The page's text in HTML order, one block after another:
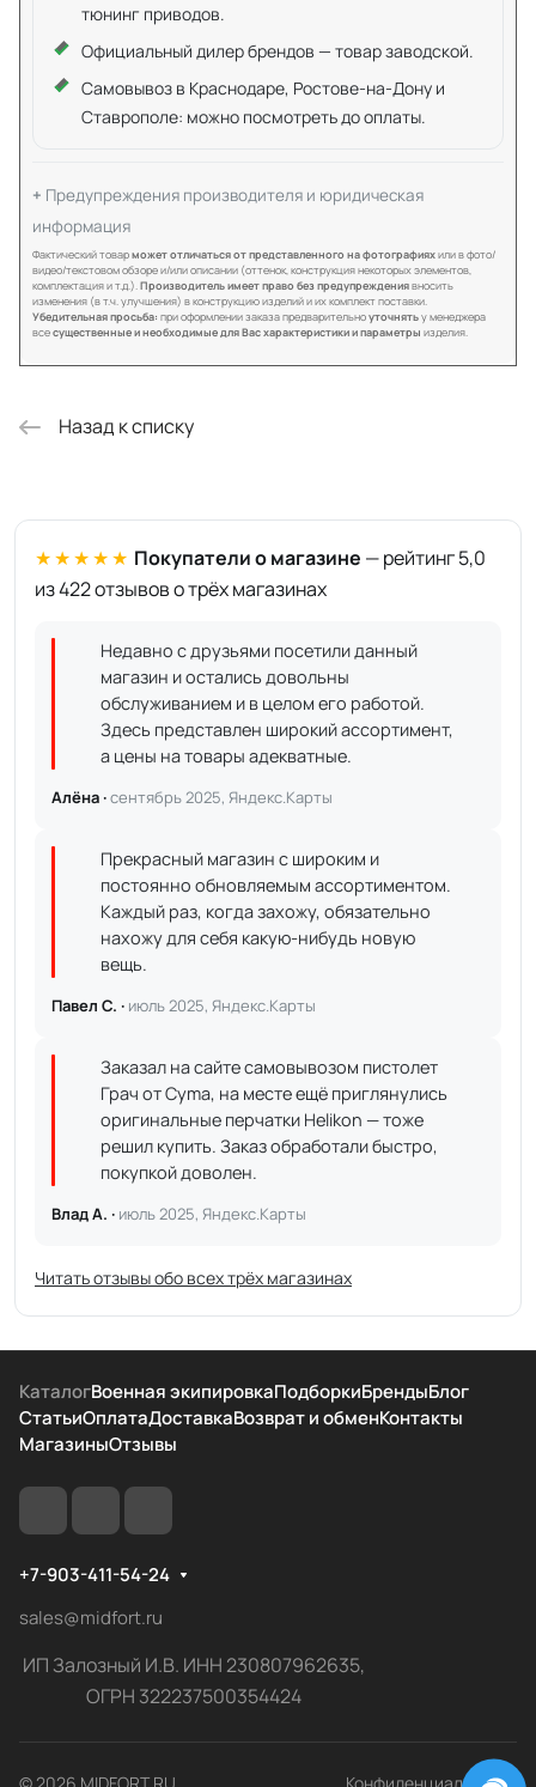
тюнинг приводов.
Официальный дилер брендов — товар заводской.
Самовывоз в Краснодаре, Ростове-на-Дону и
Ставрополе: можно посмотреть до оплаты.
Предупреждения производителя и юридическая
информация
Фактический товарможет отличаться от представленного на фотографияхили в фото/
видео/текстовом обзоре и/или описании (оттенок, конструкция некоторых элементов,
комплектация и т.д.).Производитель имеет право без предупреждениявносить
изменения (в т.ч. улучшения) в конструкцию изделий и их комплект поставки.
Убедительная просьба: при оформлении заказа предварительноуточнятьу менеджера
всесущественные и необходимые для Вас характеристики и параметры изделия.
Назад к списку
★★★★★ Покупатели о магазине — рейтинг 5,0
из 422 отзывов о трёх магазинах
Недавно с друзьями посетили данный
магазин и остались довольны
обслуживанием и в целом его работой.
Здесь представлен широкий ассортимент,
а цены на товары адекватные.
Алёна ·сентябрь 2025, Яндекс.Карты
Прекрасный магазин с широким и
постоянно обновляемым ассортиментом.
Каждый раз, когда захожу, обязательно
нахожу для себя какую-нибудь новую
вещь.
Павел С. · июль 2025, Яндекс.Карты
Заказал на сайте самовывозом пистолет
Грач от Cyma, на месте ещё приглянулись
оригинальные перчатки Helikon — тоже
решил купить. Заказ обработали быстро,
покупкой доволен.
Влад А. · июль 2025, Яндекс.Карты
Читать отзывы обо всех трёх магазинах
КаталогВоенная экипировкаПодборкиБрендыБлог
СтатьиОплатаДоставкаВозврат и обменКонтакты
МагазиныОтзывы
+7-903-411-54-24
sales@midfort.ru
ИП Залозный И.В. ИНН 230807962635,
ОГРН 322237500354424